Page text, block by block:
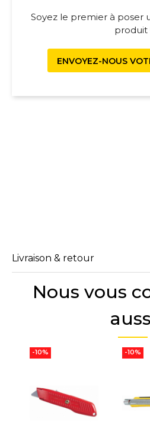
Soyez le premier à poser
produit
ENVOYEZ-NOUS
Livraison & retour
Nous vous
..-10% ..-10%